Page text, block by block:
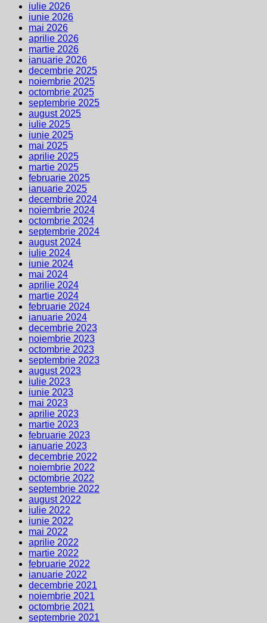
iulie 2026
iunie 2026
mai 2026
aprilie 2026
martie 2026
ianuarie 2026
decembrie 2025
noiembrie 2025
octombrie 2025
septembrie 2025
august 2025
iulie 2025
iunie 2025
mai 2025
aprilie 2025
martie 2025
februarie 2025
ianuarie 2025
decembrie 2024
noiembrie 2024
octombrie 2024
septembrie 2024
august 2024
iulie 2024
iunie 2024
mai 2024
aprilie 2024
martie 2024
februarie 2024
ianuarie 2024
decembrie 2023
noiembrie 2023
octombrie 2023
septembrie 2023
august 2023
iulie 2023
iunie 2023
mai 2023
aprilie 2023
martie 2023
februarie 2023
ianuarie 2023
decembrie 2022
noiembrie 2022
octombrie 2022
septembrie 2022
august 2022
iulie 2022
iunie 2022
mai 2022
aprilie 2022
martie 2022
februarie 2022
ianuarie 2022
decembrie 2021
noiembrie 2021
octombrie 2021
septembrie 2021